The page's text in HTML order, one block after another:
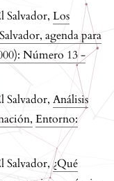
Salvador, Los
agenda para
Número 13 -
Salvador, Análisis
, Entorno:
Salvador,¿Qué